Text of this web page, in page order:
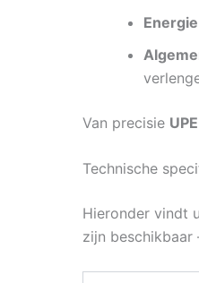
Van precisie
Technische
Hieronder vindt
zijn